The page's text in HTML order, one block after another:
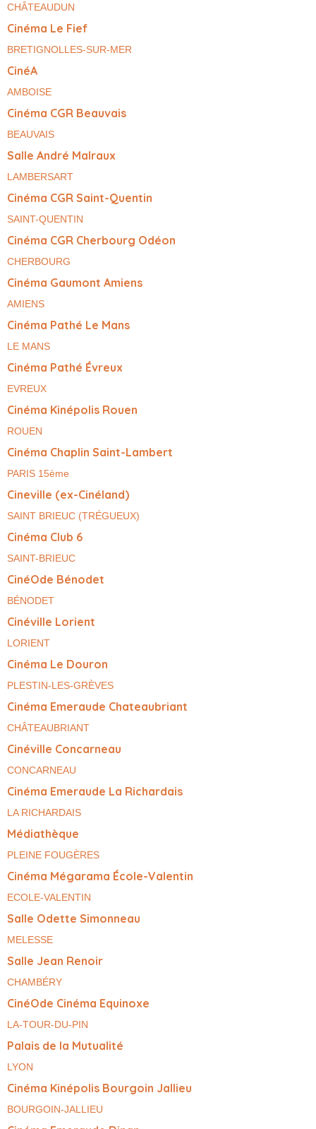
CHÂTEAUDUN
Cinéma Le Fief
BRETIGNOLLES-SUR-MER
CinéA
AMBOISE
Cinéma CGR Beauvais
BEAUVAIS
Salle André Malraux
LAMBERSART
Cinéma CGR Saint-Quentin
SAINT-QUENTIN
Cinéma CGR Cherbourg Odéon
CHERBOURG
Cinéma Gaumont Amiens
AMIENS
Cinéma Pathé Le Mans
LE MANS
Cinéma Pathé Évreux
EVREUX
Cinéma Kinépolis Rouen
ROUEN
Cinéma Chaplin Saint-Lambert
PARIS 15ème
Cineville (ex-Cinéland)
SAINT BRIEUC (TRÉGUEUX)
Cinéma Club 6
SAINT-BRIEUC
CinéOde Bénodet
BÉNODET
Cinéville Lorient
LORIENT
Cinéma Le Douron
PLESTIN-LES-GRÈVES
Cinéma Emeraude Chateaubriant
CHÂTEAUBRIANT
Cinéville Concarneau
CONCARNEAU
Cinéma Emeraude La Richardais
LA RICHARDAIS
Médiathèque
PLEINE FOUGÈRES
Cinéma Mégarama École-Valentin
ECOLE-VALENTIN
Salle Odette Simonneau
MELESSE
Salle Jean Renoir
CHAMBÉRY
CinéOde Cinéma Equinoxe
LA-TOUR-DU-PIN
Palais de la Mutualité
LYON
Cinéma Kinépolis Bourgoin Jallieu
BOURGOIN-JALLIEU